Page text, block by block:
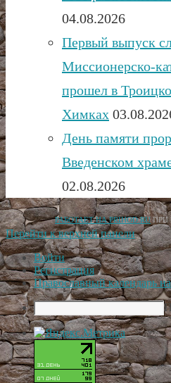
04.08.2026
Первый выпуск
Миссионерско-
прошел в
Химках
День памяти
Введенском
02.08.2026
РАБОТАЕТ НА PRIHOD.RUПРИ
Перейти к верхней панели
Войти
Регистрация
Православный календарь